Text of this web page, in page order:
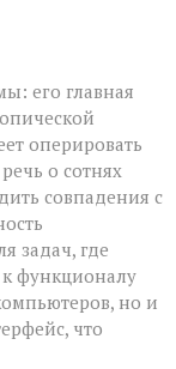
его главная
оперировать
о сотнях
совпадения с
задач, где
функционалу
но и
что